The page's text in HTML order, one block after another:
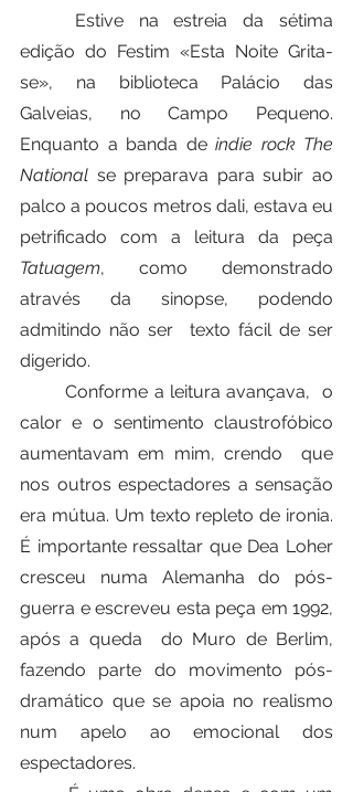
edição do Festim «Esta Noite Grita-
se», na biblioteca Palácio das
Galveias, no Campo Pequeno.
Enquanto a banda de indie rock The
National se preparava para subir ao
palco a poucos metros dali, estava eu
Tatuagem, como demonstrado
através da sinopse, podendo
admitindo não ser  texto fácil de ser
digerido.
	Conforme a leitura avançava,  o
calor e o sentimento claustrofóbico
aumentavam em mim, crendo  que
nos outros espectadores a sensação
era mútua. Um texto repleto de ironia.
É importante ressaltar que Dea Loher
cresceu numa Alemanha do pós-
guerra e escreveu esta peça em 1992,
após a queda  do Muro de Berlim,
fazendo parte do movimento pós-
dramático que se apoia no realismo
num apelo ao emocional dos
espectadores.